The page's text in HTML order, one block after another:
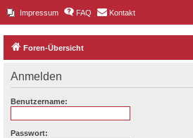
Impressum FAQ Kontakt
Foren-Übersicht
Anmelden
Benutzername:
Passwort: